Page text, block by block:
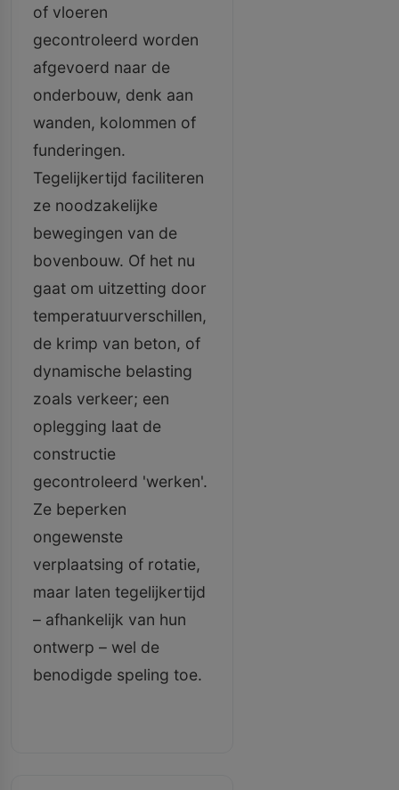
of vloeren
gecontroleerd worden
afgevoerd naar de
onderbouw, denk aan
wanden, kolommen of
funderingen.
Tegelijkertijd faciliteren
ze noodzakelijke
bewegingen van de
bovenbouw. Of het nu
gaat om uitzetting door
temperatuurverschillen,
de krimp van beton, of
dynamische belasting
zoals verkeer; een
oplegging laat de
constructie
gecontroleerd 'werken'.
Ze beperken
ongewenste
verplaatsing of rotatie,
maar laten tegelijkertijd
– afhankelijk van hun
ontwerp – wel de
benodigde speling toe.